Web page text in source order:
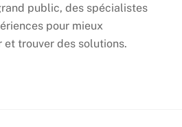
public, des spécialistes
pour mieux
trouver des solutions.